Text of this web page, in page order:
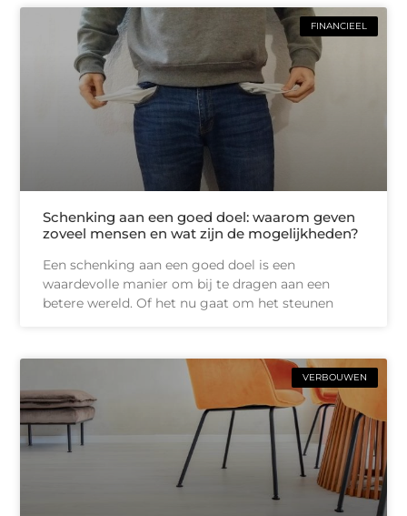
FINANCIEEL
Schenking aan een goed doel: waarom geven
zoveel mensen en wat zijn de mogelijkheden?
Een schenking aan een goed doel is een
waardevolle manier om bij te dragen aan een
betere wereld. Of het nu gaat om het steunen
VERBOUWEN